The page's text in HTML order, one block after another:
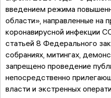
введением режима
области», направленные на
коронавирусной инфекции
статьей 8 Федерального
собраниях, митингах,
запрещено проведение
непосредственно
власти и экстренных